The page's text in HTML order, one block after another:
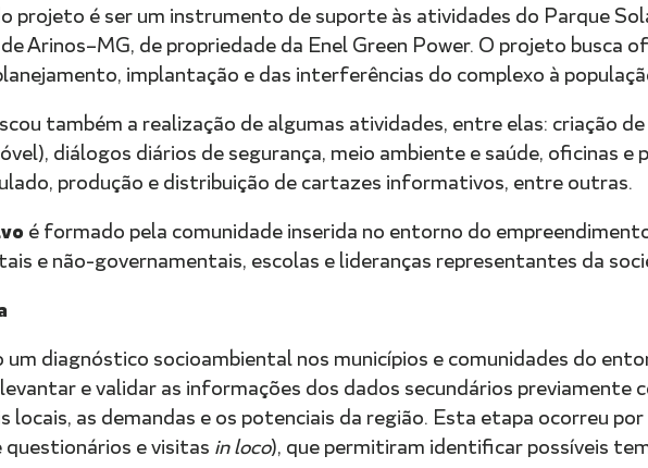
projeto é ser um instrumento de suporte às atividades do Parque
Arinos–MG, de propriedade da Enel Green Power. O projeto busca
implantação e das interferências do complexo à
também a realização de algumas atividades, entre elas: criação
diálogos diários de segurança, meio ambiente e saúde, oficinas
produção e distribuição de cartazes informativos, entre outras.
é formado pela comunidade inserida no entorno do
e não-governamentais, escolas e lideranças representantes da
um diagnóstico socioambiental nos municípios e comunidades do
e validar as informações dos dados secundários previamente
locais, as demandas e os potenciais da região. Esta etapa ocorreu
questionários e visitas in loco), que permitiram identificar possíveis